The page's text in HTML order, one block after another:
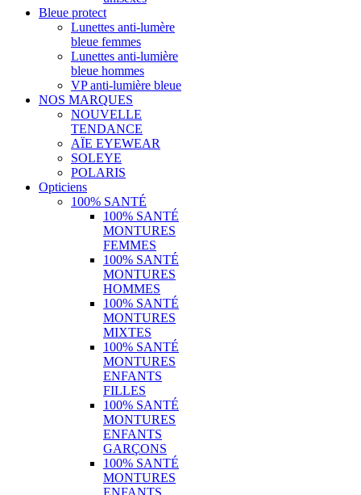
Bleue protect
Lunettes anti-lumère
bleue femmes
Lunettes anti-lumière
bleue hommes
VP anti-lumière bleue
NOS MARQUES
NOUVELLE
TENDANCE
AÏE EYEWEAR
SOLEYE
POLARIS
Opticiens
100% SANTÉ
100% SANTÉ
MONTURES
FEMMES
100% SANTÉ
MONTURES
HOMMES
100% SANTÉ
MONTURES
MIXTES
100% SANTÉ
MONTURES
ENFANTS
FILLES
100% SANTÉ
MONTURES
ENFANTS
GARÇONS
100% SANTÉ
MONTURES
ENFANTS